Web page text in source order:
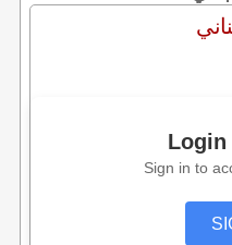
Login
Sign in to